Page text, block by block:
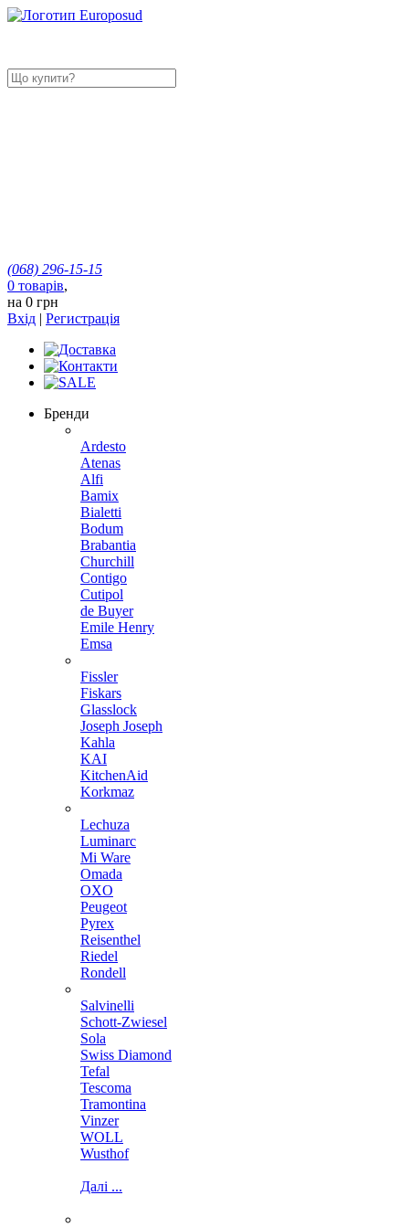
(068) 296-15-15
0 товарів,
на 0 грн
Вхід | Регистрація
Бренди
Ardesto
Atenas
Alfi
Bamix
Bialetti
Bodum
Brabantia
Churchill
Contigo
Cutipol
de Buyer
Emile Henry
Emsa
Fissler
Fiskars
Glasslock
Joseph Joseph
Kahla
KAI
KitchenAid
Korkmaz
Lechuza
Luminarc
Mi Ware
Omada
OXO
Peugeot
Pyrex
Reisenthel
Riedel
Rondell
Salvinelli
Schott-Zwiesel
Sola
Swiss Diamond
Tefal
Tescoma
Tramontina
Vinzer
WOLL
Wusthof
Далі ...